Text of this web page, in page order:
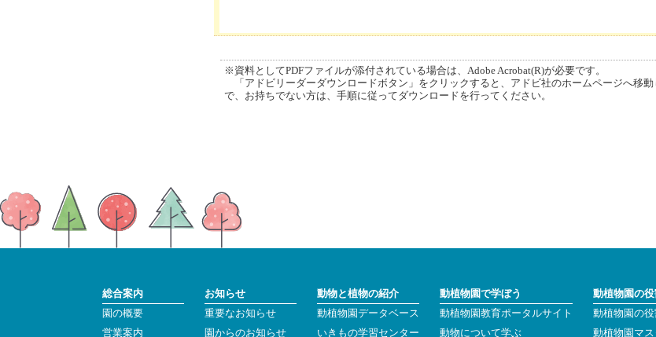
※資料としてPDFファイルが添付されている場合は、Adobe Acrobat(R)が必要です。
「アドビリーダーダウンロードボタン」をクリックすると、アドビ社のホームページへ移動
で、お持ちでない方は、手順に従ってダウンロードを行ってください。
総合案内
園の概要
営業案内
お知らせ
重要なお知らせ
園からのお知らせ
動物と植物の紹介
動植物園データベース
いきもの学習センター
動植物園で学ぼう
動植物園教育ポータルサイト
動物について学ぶ
動植物園の
動植物園の役
動植物園マ